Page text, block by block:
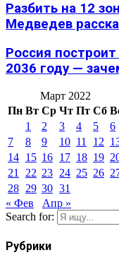
Разбить на 12
Медведев
Россия
2036 году —
Март 2022
Пн Вт Ср Чт Пт Сб
1
2 3 4 5
6
7
8 9 10 11 12
14 15 16 17 18 19
21
22 23 24 25 26
28 29 30 31
« Фев
Апр »
Search for:
Рубрики